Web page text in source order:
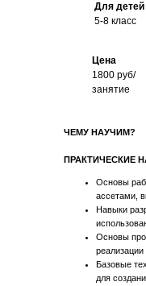
Для детей
5-8 класс
Цена
1800 руб/
занятие
ЧЕМУ НАУЧИМ?
ПРАКТИЧЕСКИЕ
Основы
ассетами,
Навыки
Основы
реализации
Базовые
для